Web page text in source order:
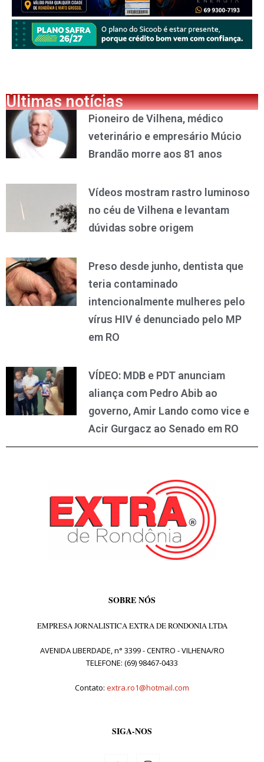
Últimas notícias
Pioneiro de Vilhena, médico
veterinário e empresário Múcio
Brandão morre aos 81 anos
Vídeos mostram rastro luminoso
no céu de Vilhena e levantam
dúvidas sobre origem
Preso desde junho, dentista que
teria contaminado
intencionalmente mulheres pelo
vírus HIV é denunciado pelo MP
em RO
VÍDEO: MDB e PDT anunciam
aliança com Pedro Abib ao
governo, Amir Lando como vice e
Acir Gurgacz ao Senado em RO
SOBRE NÓS
EMPRESA JORNALISTICA EXTRA DE RONDONIA LTDA
AVENIDA LIBERDADE, n° 3399 - CENTRO - VILHENA/RO
TELEFONE: (69) 98467-0433
Contato: extra.ro1@hotmail.com
SIGA-NOS